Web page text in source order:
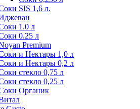
SIS 1,6 л.
1.0 л
0.25 л
Premium
и Нектары 1,0 л
и Нектары 0,2 л
стекло 0,75 л
стекло 0,25 л
Органик